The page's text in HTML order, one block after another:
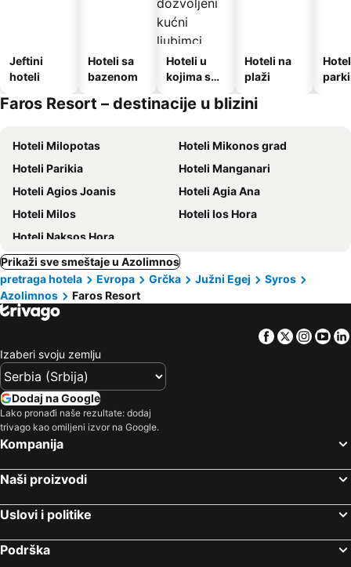
Jeftini
hoteli
Hoteli sa
bazenom
Hoteli u
kojima su
kućni
Hoteli na
plaži
Faros Resort – destinacije u blizini
Hoteli Milopotas
Hoteli Mikonos grad
Hoteli Parikia
Hoteli Manganari
Hoteli Agios Joanis
Hoteli Agia Ana
Hoteli Milos
Hoteli Ios Hora
Hoteli Naksos Hora
Prikaži sve smeštaje u Azolimnos
pretraga hotela
Evropa Grčka Južni Egej
Syros
Azolimnos
Faros Resort
Facebook
Twitter
Izaberi svoju zemlju
Dodaj na Google
Lako pronađi naše rezultate: dodaj
trivago kao omiljeni izvor na Google.
Kompanija
Naši proizvodi
Uslovi i politike
Podrška